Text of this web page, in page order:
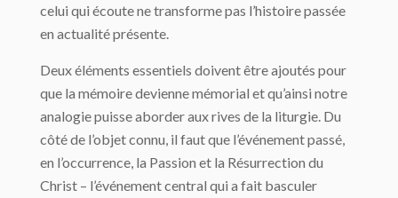
celui qui écoute ne transforme pas l’histoire passée
en actualité présente.
Deux éléments essentiels doivent être ajoutés pour
que la mémoire devienne mémorial et qu’ainsi notre
analogie puisse aborder aux rives de la liturgie. Du
côté de l’objet connu, il faut que l’événement passé,
en l’occurrence, la Passion et la Résurrection du
Christ – l’événement central qui a fait basculer